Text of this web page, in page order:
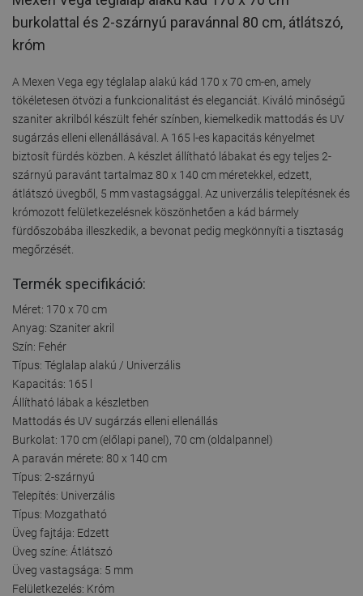
burkolattal és 2-szárnyú paravánnal 80 cm, átlátszó,
króm
A Mexen Vega egy téglalap alakú kád 170 x 70 cm-en, amely
tökéletesen ötvözi a funkcionalitást és eleganciát. Kiváló minőségű
szaniter akrilból készült fehér színben, kiemelkedik mattodás és UV
sugárzás elleni ellenállásával. A 165 l-es kapacitás kényelmet
biztosít fürdés közben. A készlet állítható lábakat és egy teljes 2-
szárnyú paravánt tartalmaz 80 x 140 cm méretekkel, edzett,
átlátszó üvegből, 5 mm vastagsággal. Az univerzális telepítésnek és
krómozott felületkezelésnek köszönhetően a kád bármely
fürdőszobába illeszkedik, a bevonat pedig megkönnyíti a tisztaság
megőrzését.
Termék specifikáció:
Méret: 170 x 70 cm
Anyag: Szaniter akril
Szín: Fehér
Típus: Téglalap alakú / Univerzális
Kapacitás: 165 l
Állítható lábak a készletben
Mattodás és UV sugárzás elleni ellenállás
Burkolat: 170 cm (előlapi panel), 70 cm (oldalpannel)
A paraván mérete: 80 x 140 cm
Típus: 2-szárnyú
Telepítés: Univerzális
Típus: Mozgatható
Üveg fajtája: Edzett
Üveg színe: Átlátszó
Üveg vastagsága: 5 mm
Felületkezelés: Króm